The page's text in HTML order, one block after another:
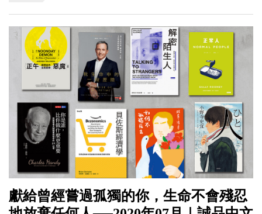
獻給曾經嘗過孤獨的你，生命不會殘忍